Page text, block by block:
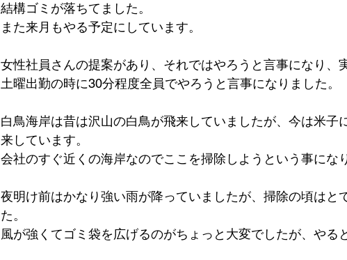
結構ゴミが落ちてました。
また来月もやる予定にしています。
女性社員さんの提案があり、それではやろうと言事になり、
土曜出勤の時に30分程度全員でやろうと言事になりました。
白鳥海岸は昔は沢山の白鳥が飛来していましたが、今は米子
来しています。
会社のすぐ近くの海岸なのでここを掃除しようという事にな
夜明け前はかなり強い雨が降っていましたが、掃除の頃はと
た。
風が強くてゴミ袋を広げるのがちょっと大変でしたが、やる